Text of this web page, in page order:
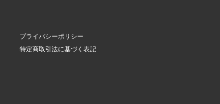
プライバシーポリシー
特定商取引法に基づく表記